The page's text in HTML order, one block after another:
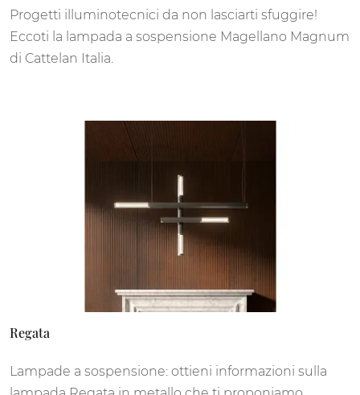
Progetti illuminotecnici da non lasciarti sfuggire!
Eccoti la lampada a sospensione Magellano Magnum
di Cattelan Italia.
Regata
Lampade a sospensione: ottieni informazioni sulla